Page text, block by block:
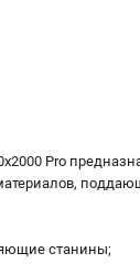
Pro
станины;